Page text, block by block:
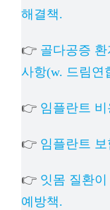
해결책.
👉 골다공증
사항(w. 드림연
👉 임플란트
👉 임플란트
👉 잇몸 질환
예방책.